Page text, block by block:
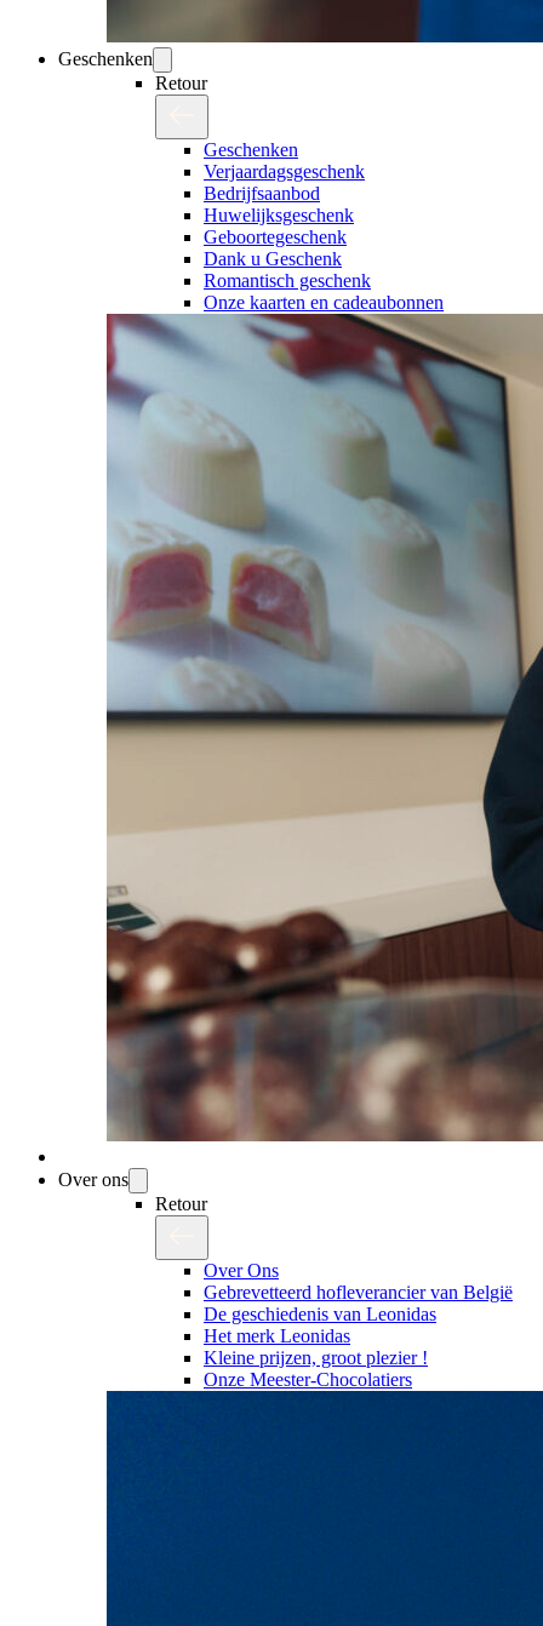
Geschenken
Retour
Geschenken
Verjaardagsgeschenk
Bedrijfsaanbod
Huwelijksgeschenk
Geboortegeschenk
Dank u Geschenk
Romantisch geschenk
Onze kaarten en cadeaubonnen
Over ons
Retour
Over Ons
Gebrevetteerd hofleverancier van België
De geschiedenis van Leonidas
Het merk Leonidas
Kleine prijzen, groot plezier !
Onze Meester-Chocolatiers